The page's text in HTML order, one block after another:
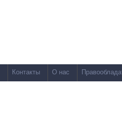
Контакты О нас